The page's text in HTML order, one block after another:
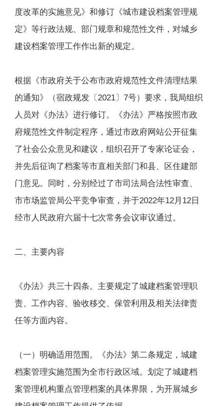
度改革的实施意见》和修订《城市建设档案管理规
定》等行政法规、部门规章和规范性文件，对城乡
建设档案管理工作作出新的规定。
根据《市政府关于公布市政府规范性文件清理结果
的通知》（宿政规发〔2021〕7号）要求，我局组织
人员对《办法》进行修订。《办法》严格按照市政
府规范性文件制定程序，通过市政府网站公开征集
了社会公众意见和建议，组织召开了专家论证会，
并先后征询了档案等市直相关部门和县、区住建部
门意见。同时，分别经过了市司法局合法性审查、
市市场监管局公平竞争审查，并于2022年12月12日
经市人民政府六届十七次常务会议审议通过。
二、主要内容
《办法》共三十四条。主要规定了城建档案管理职
责、工作内容、验收移交、保管利用及相关法律责
任等方面内容。
（一）明确适用范围。《办法》第二条规定，城建
档案管理实施范围为全市行政区域。划定了城建档
案管理机构重点管理档案的具体界限，为开展城乡